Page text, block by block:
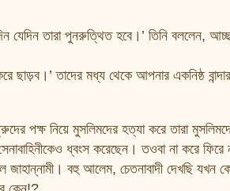
তারা পুনরুত্থিত হবে।’ তিনি বললেন,
তাদের মধ্য থেকে আপনার একনিষ্ঠ
পক্ষ নিয়ে মুসলিমদের হত্যা করে তারা
ধ্বংস করেছেন। তওবা না করে
বহু আলেম, চেতনাবাদী দেখছি